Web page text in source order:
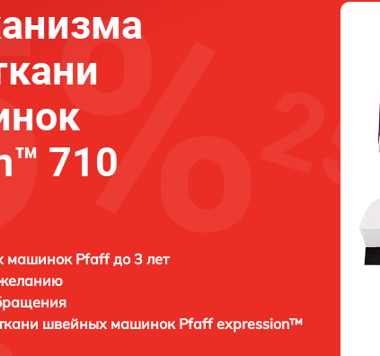
710
машинок Pfaff до 3 лет
швейных машинок Pfaff expression™